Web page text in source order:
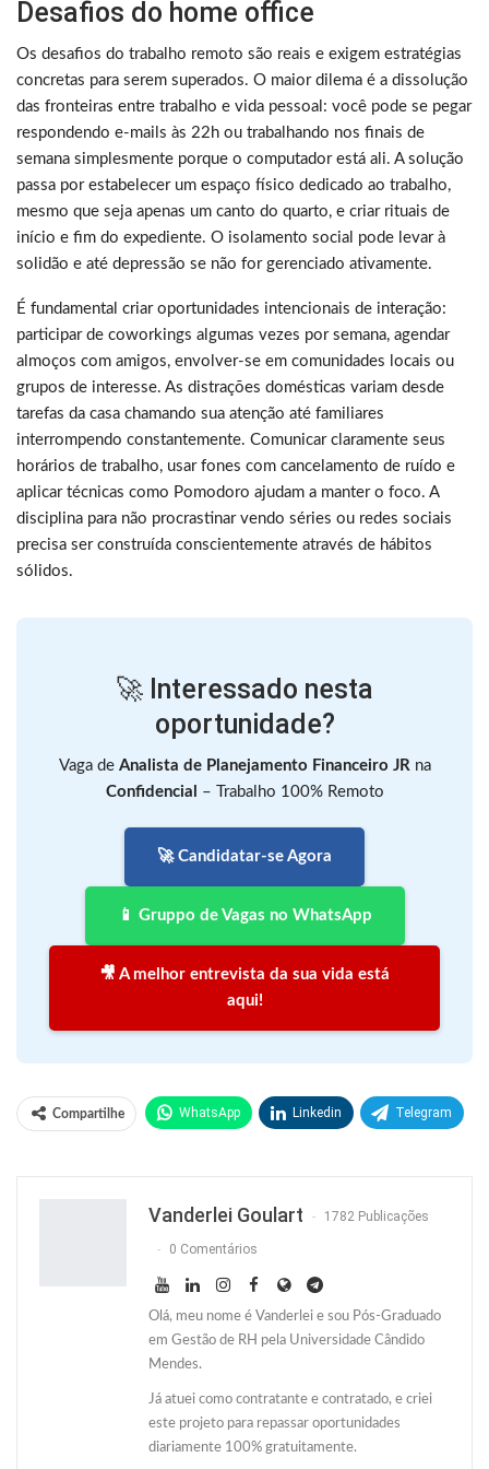
Desafios do home office
Os desafios do trabalho remoto são reais e exigem estratégias
concretas para serem superados. O maior dilema é a dissolução
das fronteiras entre trabalho e vida pessoal: você pode se pegar
respondendo e-mails às 22h ou trabalhando nos finais de
semana simplesmente porque o computador está ali. A solução
passa por estabelecer um espaço físico dedicado ao trabalho,
mesmo que seja apenas um canto do quarto, e criar rituais de
início e fim do expediente. O isolamento social pode levar à
solidão e até depressão se não for gerenciado ativamente.
É fundamental criar oportunidades intencionais de interação:
participar de coworkings algumas vezes por semana, agendar
almoços com amigos, envolver-se em comunidades locais ou
grupos de interesse. As distrações domésticas variam desde
tarefas da casa chamando sua atenção até familiares
interrompendo constantemente. Comunicar claramente seus
horários de trabalho, usar fones com cancelamento de ruído e
aplicar técnicas como Pomodoro ajudam a manter o foco. A
disciplina para não procrastinar vendo séries ou redes sociais
precisa ser construída conscientemente através de hábitos
sólidos.
🚀 Interessado nesta
oportunidade?
Vaga de Analista de Planejamento Financeiro JR na
Confidencial
– Trabalho 100% Remoto
🚀 Candidatar-se Agora
📱 Gruppo de Vagas no WhatsApp
🎥 A melhor entrevista da sua vida está
aqui!
Compartilhe WhatsApp Linkedin Telegram
Vanderlei Goulart 1782 Publicações
0 Comentários
Olá, meu nome é Vanderlei e sou Pós-Graduado
em Gestão de RH pela Universidade Cândido
Mendes.
Já atuei como contratante e contratado, e criei
este projeto para repassar oportunidades
diariamente 100% gratuitamente.